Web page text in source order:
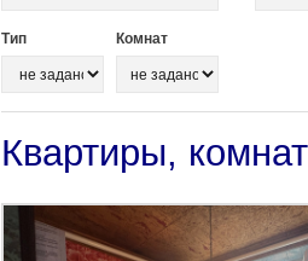
Тип Комнат
Квартиры,